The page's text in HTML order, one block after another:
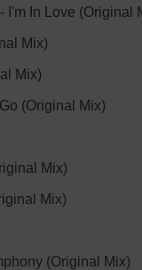
I'm In Love (Original
Mix)
Mix)
(Original Mix)
Mix)
Mix)
(Original Mix)